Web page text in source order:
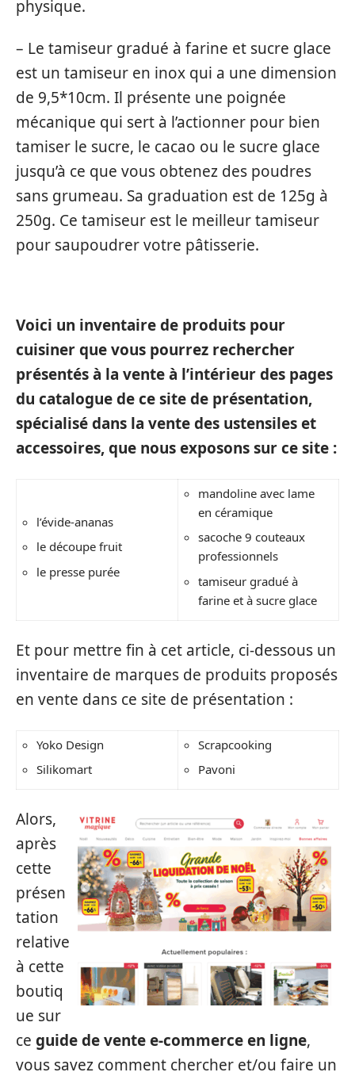
physique.
– Le tamiseur gradué à farine et sucre glace
est un tamiseur en inox qui a une dimension
de 9,5*10cm. Il présente une poignée
mécanique qui sert à l’actionner pour bien
tamiser le sucre, le cacao ou le sucre glace
jusqu’à ce que vous obtenez des poudres
sans grumeau. Sa graduation est de 125g à
250g. Ce tamiseur est le meilleur tamiseur
pour saupoudrer votre pâtisserie.
Voici un inventaire de produits pour
cuisiner que vous pourrez rechercher
présentés à la vente à l’intérieur des pages
du catalogue de ce site de présentation,
spécialisé dans la vente des ustensiles et
accessoires, que nous exposons sur ce site :
l’évide-ananas
le découpe fruit
le presse purée
mandoline avec lame
en céramique
sacoche 9 couteaux
professionnels
tamiseur gradué à
farine et à sucre glace
Et pour mettre fin à cet article, ci-dessous un
inventaire de marques de produits proposés
en vente dans ce site de présentation :
Yoko Design
Silikomart
Scrapcooking
Pavoni
Alors,
après
cette
présen
tation
relative
à cette
boutiq
ue sur
ce guide de vente e-commerce en ligne,
vous savez comment chercher et/ou faire un